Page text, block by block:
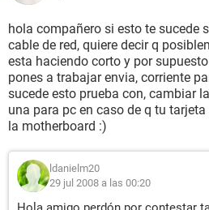
hola compañero si esto te sucede
cable de red, quiere decir q
esta haciendo corto y por
pones a trabajar envia, corriente
sucede esto prueba con, cambiar
una para pc en caso de q tu
la motherboard :)
ldanielm20
29 jul 2008 a las 00:20